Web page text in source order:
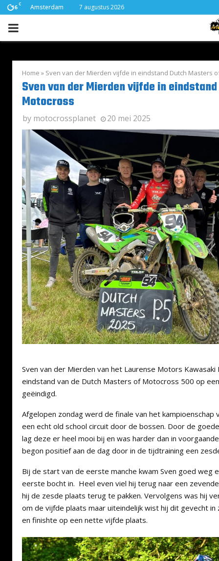
16 C Amsterdam 7 augustus 2026
PRIMARY
Home » Sven van der Mierden vijfde in eindstand Dutch Masters
Sven van der Mierden vijfde in
Motocross
by motocrossplanet 20 mei 2025
Sven van der Mierden van het Laurense Motors Kawasaki
eindstand van de Dutch Masters of Motocross 500 op
geëindigd.
Afgelopen zondag werd de finale van het kampioenschap
een echt old school circuit door de bossen. Door de
lag deze er heel mooi bij en was harder dan in
begon positief aan de dag door in de tijdtraining een
Bij de start van de eerste manche kwam Sven goed weg
eerste bocht in. Heel even viel hij terug naar een
hij de zesde plaats terug te pakken. Vervolgens was hij
om de vijfde plaats maar uiteindelijk wist hij dit gevecht
en finishte op een nette vijfde plaats.